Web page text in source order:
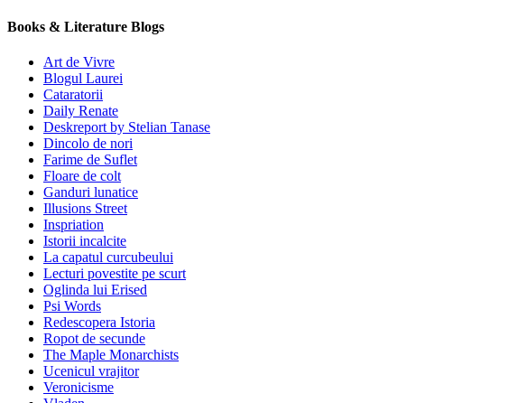
Books & Literature Blogs
Art de Vivre
Blogul Laurei
Cataratorii
Daily Renate
Deskreport by Stelian Tanase
Dincolo de nori
Farime de Suflet
Floare de colt
Ganduri lunatice
Illusions Street
Inspriation
Istorii incalcite
La capatul curcubeului
Lecturi povestite pe scurt
Oglinda lui Erised
Psi Words
Redescopera Istoria
Ropot de secunde
The Maple Monarchists
Ucenicul vrajitor
Veronicisme